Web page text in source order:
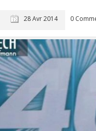
28 Avr 2014 0